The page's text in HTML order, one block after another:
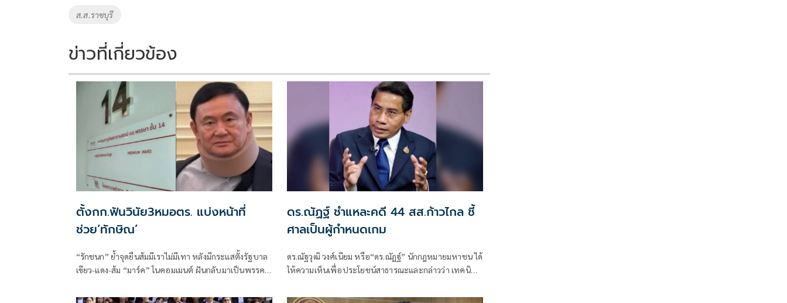
k
ส.ส.ราชบุรี
ข่าวที่เกี่ยวข้อง
ตั้งกก.ฟันวินัย3หมอตร. แบ่งหน้าที่
ช่วย‘ทักษิณ’
“รักชนก” ย้ำจุดยืนส้มมีเราไม่มีเทา หลังมีกระแสตั้งรัฐบาล
เขียว-แดง-ส้ม “มาร์ค” โนคอมเมนต์ ฝันกลับมาเป็นพรรค
ดร.ณัฏฐ์ ชำแหละคดี 44 สส.ก้าวไกล ชี้
ศาลเป็นผู้กำหนดเกม
ดร.ณัฐวุฒิ วงศ์เนียม หรือ“ดร.ณัฏฐ์” นักกฎหมายมหาชน ได้
ให้ความเห็นเพื่อประโยชน์สาธารณะและกล่าวว่า เทคนิค